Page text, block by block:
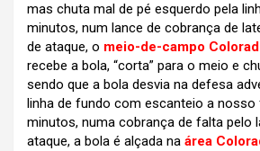
mas chuta mal de pé esquerdo pela
minutos, num lance de cobrança de
de ataque, o meio-de-campo
recebe a bola, “corta” para o meio e
sendo que a bola desvia na defesa
linha de fundo com escanteio a nosso
minutos, numa cobrança de falta pelo
ataque, a bola é alçada na área